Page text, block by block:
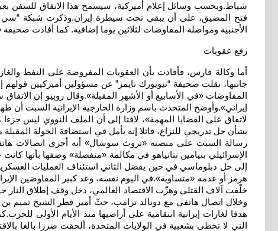
شباط.وبحسب وسائل إعلام أميركية، سيسمح هذا الاتفاق للسفن
فتح المضيق، على أن يبقى تحت سيطرة إيران.وذكرت شبكة “سي
الأجنبية ومواصلة المفاوضات لثلاثين يوما إضافية. كما أفادت
رفع عقوبات
أما وكالة فارس، فأفادت بأن العقوبات المفروضة على النفط
جانبها، نقلت صحيفة “نيويورك تايمز” عن مسؤولين أميركيين
المفاوضات «في الأسابيع أو الأشهر المقبلة».وقال روبيو إن
إيراني».وأوضح المتحدث باسم وزارة الخارجية الإيرانية السبت أن
لاتفاق على القضايا المهمة»، لافتا إلى أن الملف النووي ليس
رسالة السبت على منصته «تروث سوشال» أنه أجرى اتصالات
الإسرائيلي بنيامين نتانياهو في مكالمة «منفصلة» وصفها بأنها
إلى حل دبلوماسي في حين يفضل الثاني استئناف العمليات
هرمز أو عدمه «متساوية».في اليوم نفسه، وعد كبير المفاوضين
وخلال اتصال هاتفي مع دونالد ترامب، حثّ أمير قطر الشيخ تميم بن
هدفا لغارات إيرانية انتقامية على أراضيها منذ الأيام الأولى
التي لا تحظى بشعبية في الولايات المتحدة، ألحقت ضررا بالغا